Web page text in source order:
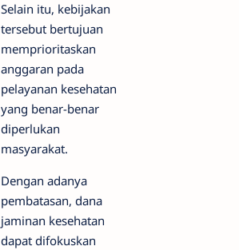
Selain itu, kebijakan
tersebut bertujuan
memprioritaskan
anggaran pada
pelayanan kesehatan
yang benar-benar
diperlukan
masyarakat.
Dengan adanya
pembatasan, dana
jaminan kesehatan
dapat difokuskan